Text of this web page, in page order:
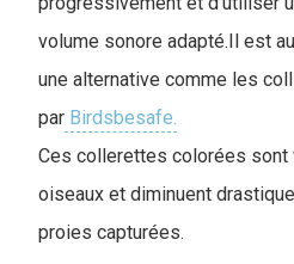
volume sonore adapté.Il est
une alternative comme les
par Birdsbesafe.
Ces collerettes colorées
oiseaux et diminuent
proies capturées.